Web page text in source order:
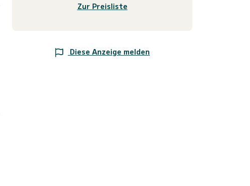
Zur Preisliste
Diese Anzeige melden